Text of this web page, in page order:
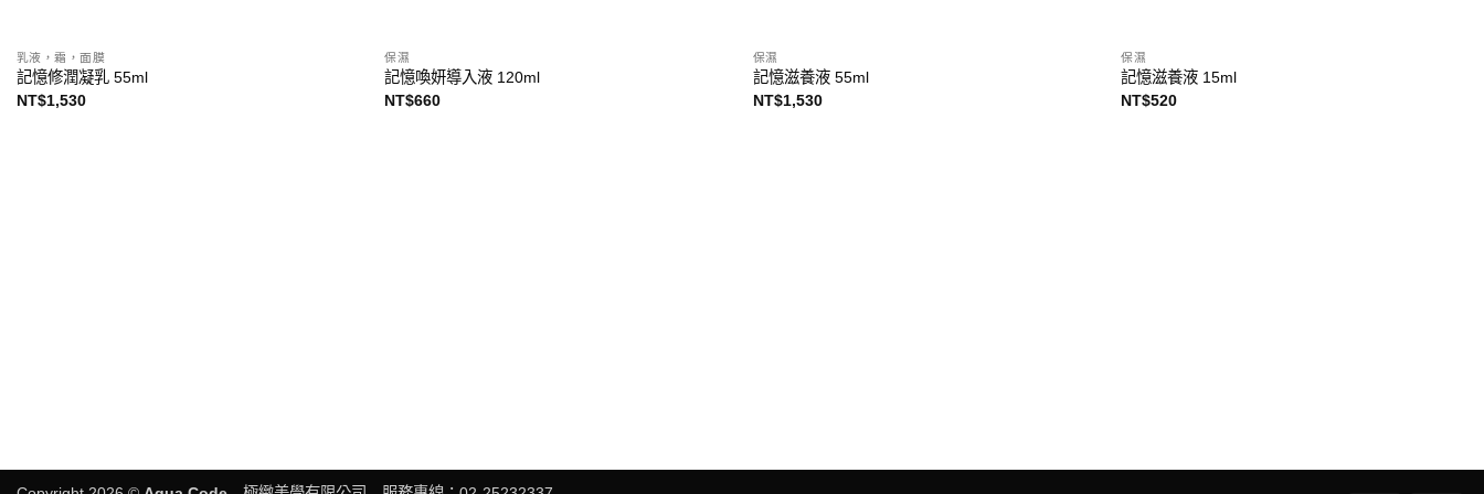
乳液，霜，面膜
記憶修潤凝乳 55ml
NT$1,530
保濕
記憶喚妍導入液 120ml
NT$660
保濕
記憶滋養液 55ml
NT$1,530
保濕
記憶滋養液 15ml
NT$520